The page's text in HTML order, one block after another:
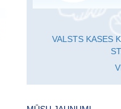
VALSTS KASES